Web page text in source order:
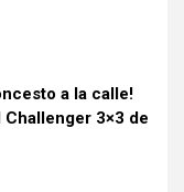
a la calle!
Challenger 3×3 de